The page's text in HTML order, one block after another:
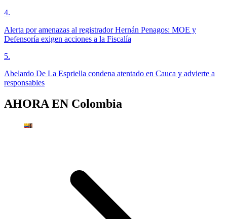
4.
Alerta por amenazas al registrador Hernán Penagos: MOE y
Defensoría exigen acciones a la Fiscalía
5.
Abelardo De La Espriella condena atentado en Cauca y advierte a
responsables
AHORA EN Colombia